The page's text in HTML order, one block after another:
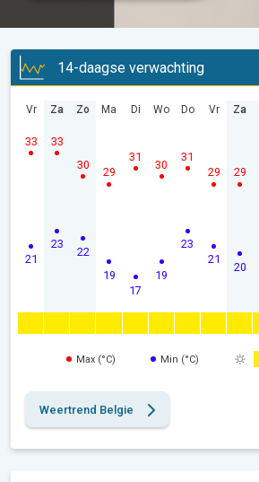
14-daagse verwachting
Vr
21
33
Za
23
33
Zo
22
30
Ma
19
29
Di
17
31
Wo
19
30
Do
23
31
Vr
21
29
Za
20
29
Max (°C) Min (°C)
Weertrend Belgie